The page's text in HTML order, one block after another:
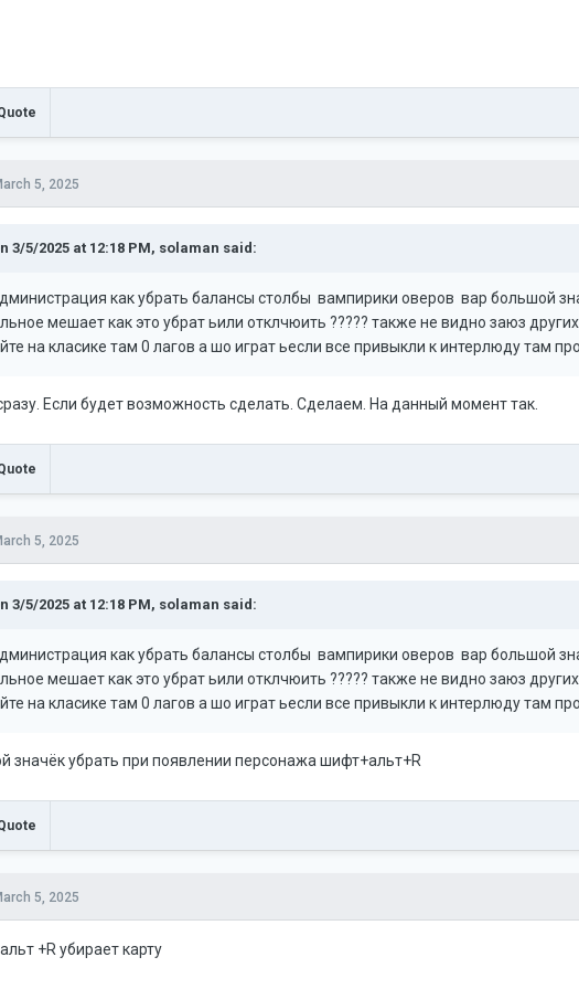
5, 2025
3/5/2025 at 12:18 PM, solaman said:
как убрать балансы столбы вампирики оверов вар большой
мешает как это убрат ьили отклчюить ????? также не видно заюз
на класике там 0 лагов а шо играт ьесли все привыкли к интерлюду там
Если будет возможность сделать. Сделаем. На данный момент так.
5, 2025
3/5/2025 at 12:18 PM, solaman said:
как убрать балансы столбы вампирики оверов вар большой
мешает как это убрат ьили отклчюить ????? также не видно заюз
на класике там 0 лагов а шо играт ьесли все привыкли к интерлюду там
значёк убрать при появлении персонажа шифт+альт+R
5, 2025
+R убирает карту